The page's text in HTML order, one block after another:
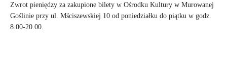
Zwrot pieniędzy za zakupione bilety w Ośrodku Kultury w Murowanej
Goślinie przy ul. Mściszewskiej 10 od poniedziałku do piątku w godz.
8.00-20.00.